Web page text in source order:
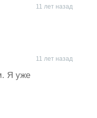
11 лет назад
11 лет назад
Я уже